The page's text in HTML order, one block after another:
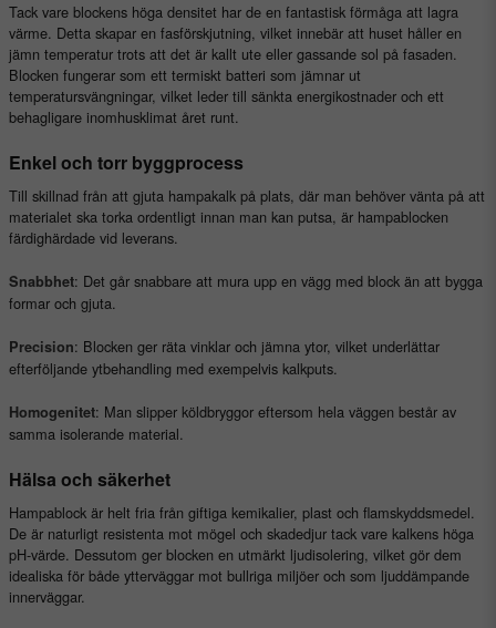
Tack vare blockens höga densitet har de en fantastisk förmåga att lagra
värme. Detta skapar en fasförskjutning, vilket innebär att huset håller en
jämn temperatur trots att det är kallt ute eller gassande sol på fasaden.
Blocken fungerar som ett termiskt batteri som jämnar ut
temperatursvängningar, vilket leder till sänkta energikostnader och ett
behagligare inomhusklimat året runt.
Enkel och torr byggprocess
Till skillnad från att gjuta hampakalk på plats, där man behöver vänta på att
materialet ska torka ordentligt innan man kan putsa, är hampablocken
färdighärdade vid leverans.
Snabbhet: Det går snabbare att mura upp en vägg med block än att bygga
formar och gjuta.
Precision: Blocken ger räta vinklar och jämna ytor, vilket underlättar
efterföljande ytbehandling med exempelvis kalkputs.
Homogenitet: Man slipper köldbryggor eftersom hela väggen består av
samma isolerande material.
Hälsa och säkerhet
Hampablock är helt fria från giftiga kemikalier, plast och flamskyddsmedel.
De är naturligt resistenta mot mögel och skadedjur tack vare kalkens höga
pH-värde. Dessutom ger blocken en utmärkt ljudisolering, vilket gör dem
idealiska för både ytterväggar mot bullriga miljöer och som ljuddämpande
innerväggar.